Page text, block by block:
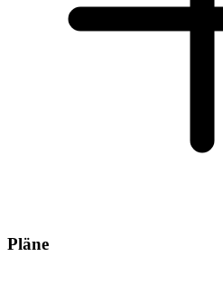
Pläne